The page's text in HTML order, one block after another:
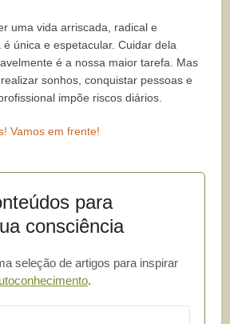
uma vida arriscada, radical e
é única e espetacular. Cuidar dela
é a nossa maior tarefa. Mas
sonhos, conquistar pessoas e
impõe riscos diários.
Vamos em frente!
para
consciência
seleção de artigos para inspirar
.